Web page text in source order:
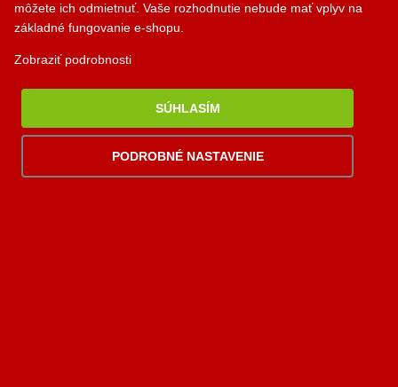
Užitočné informácie
Magazín (blog)
Spolupráca
Poradňa
môžete ich odmietnuť. Vaše rozhodnutie nebude mať vplyv na
základné fungovanie e-shopu.
Zobraziť podrobnosti
SÚHLASÍM
PODROBNÉ NASTAVENIE